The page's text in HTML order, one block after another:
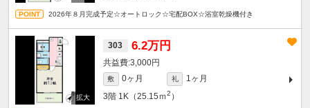
2026年８月完成予定☆オートロック☆宅配BOX☆浴室乾燥機付き
303 6.2万円
3,000円
敷 0ヶ月 礼
1ヶ月
3階 1K（25.15ｍ2 ）